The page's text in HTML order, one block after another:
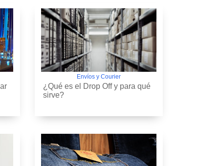
Envíos y Courier
¿Qué es el Drop Off y para qué
sirve?